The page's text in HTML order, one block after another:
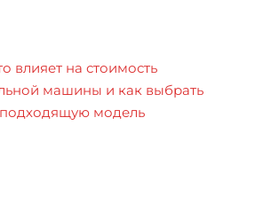
влияет на стоимость
машины и как выбрать
подходящую модель